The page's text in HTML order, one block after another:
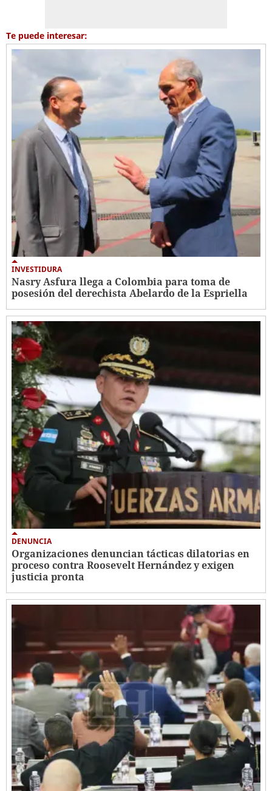
Te puede interesar:
INVESTIDURA
Nasry Asfura llega a Colombia para toma de
posesión del derechista Abelardo de la Espriella
DENUNCIA
Organizaciones denuncian tácticas dilatorias en
proceso contra Roosevelt Hernández y exigen
justicia pronta